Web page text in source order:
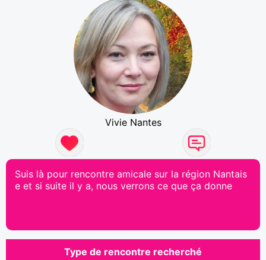
Vivie Nantes
Suis là pour rencontre amicale sur la région Nantais
e et si suite il y a, nous verrons ce que ça donne
Type de rencontre recherché